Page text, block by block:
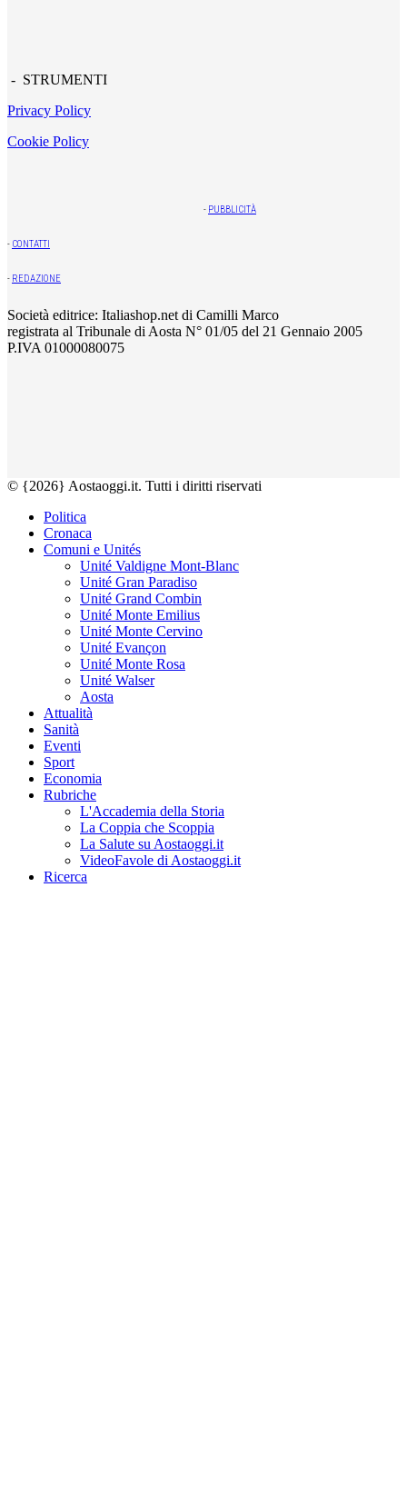
- STRUMENTI
Privacy Policy
Cookie Policy
- PUBBLICITÀ
- CONTATTI
- REDAZIONE
Società editrice: Italiashop.net di Camilli Marco
registrata al Tribunale di Aosta N° 01/05 del 21 Gennaio 2005
P.IVA 01000080075
© {2026} Aostaoggi.it. Tutti i diritti riservati
Politica
Cronaca
Comuni e Unités
Unité Valdigne Mont-Blanc
Unité Gran Paradiso
Unité Grand Combin
Unité Monte Emilius
Unité Monte Cervino
Unité Evançon
Unité Monte Rosa
Unité Walser
Aosta
Attualità
Sanità
Eventi
Sport
Economia
Rubriche
L'Accademia della Storia
La Coppia che Scoppia
La Salute su Aostaoggi.it
VideoFavole di Aostaoggi.it
Ricerca